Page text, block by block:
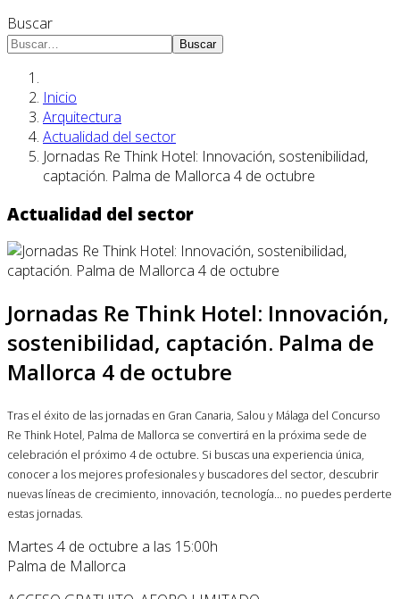
Buscar
Buscar
Inicio
Arquitectura
Actualidad del sector
Jornadas Re Think Hotel: Innovación, sostenibilidad,
captación. Palma de Mallorca 4 de octubre
Actualidad del sector
Jornadas Re Think Hotel: Innovación,
sostenibilidad, captación. Palma de
Mallorca 4 de octubre
Tras el éxito de las jornadas en Gran Canaria, Salou y Málaga del Concurso
Re Think Hotel, Palma de Mallorca se convertirá en la próxima sede de
celebración el próximo 4 de octubre. Si buscas una experiencia única,
conocer a los mejores profesionales y buscadores del sector, descubrir
nuevas líneas de crecimiento, innovación, tecnología... no puedes perderte
estas jornadas.
Martes 4 de octubre a las 15:00h
Palma de Mallorca